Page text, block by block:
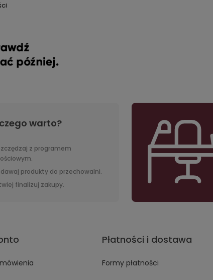
warto?
z programem
produkty do przechowalni.
finalizuj zakupy.
Płatności i dostawa
Formy płatności